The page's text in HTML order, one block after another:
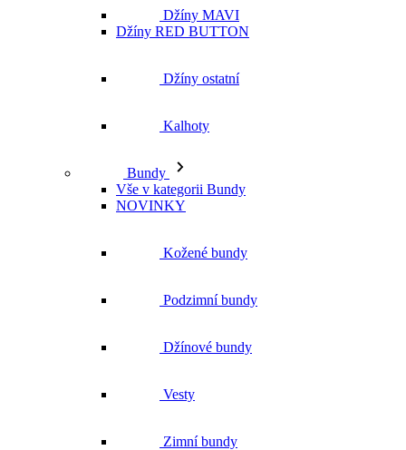
Džíny MAVI
Džíny RED BUTTON
Džíny ostatní
Kalhoty
Bundy
Vše v kategorii Bundy
NOVINKY
Kožené bundy
Podzimní bundy
Džínové bundy
Vesty
Zimní bundy